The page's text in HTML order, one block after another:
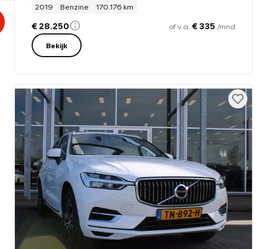
2019
Benzine 170.176 km
€ 28.250 of v.a. € 335 /mnd
Bekijk